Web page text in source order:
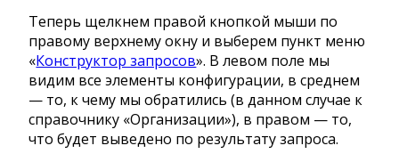
Теперь щелкнем правой кнопкой мыши по
правому верхнему окну и выберем пункт меню
«Конструктор запросов». В левом поле мы
видим все элементы конфигурации, в среднем
— то, к чему мы обратились (в данном случае к
справочнику «Организации»), в правом — то,
что будет выведено по результату запроса.